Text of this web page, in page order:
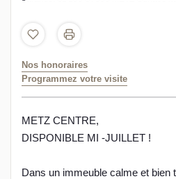
Nos honoraires
Programmez votre visite
METZ CENTRE,
DISPONIBLE MI -JUILLET !
Dans un immeuble calme et bien